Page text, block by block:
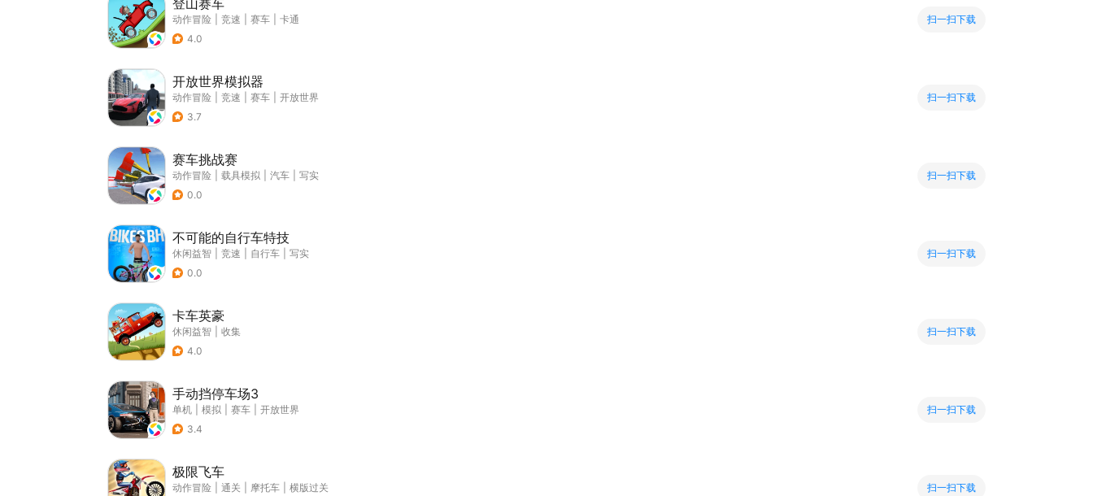
登山赛车
动作冒险 竞速 赛车
卡通
4.0
扫一扫下载
开放世界模拟器
动作冒险 竞速 赛车
开放世界
3.7
扫一扫下载
赛车挑战赛
动作冒险 载具模拟 汽车
写实
0.0
扫一扫下载
不可能的自行车特技
休闲益智 竞速 自行车
写实
0.0
扫一扫下载
卡车英豪
休闲益智
收集
4.0
扫一扫下载
手动挡停车场3
单机 模拟 赛车
开放世界
3.4
扫一扫下载
极限飞车
动作冒险 通关 摩托车
横版过关
扫一扫下载